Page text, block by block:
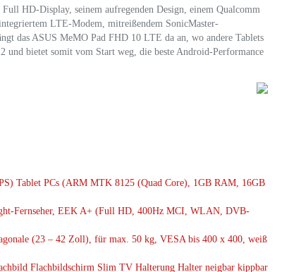
HD-Display, seinem aufregenden Design, einem Qualcomm
LTE-Modem, mitreißendem SonicMaster-
das ASUS MeMO Pad FHD 10 LTE da an, wo andere Tablets
bietet somit vom Start weg, die beste Android-Performance
Tablet PCs (ARM MTK 8125 (Quad Core), 1GB RAM, 16GB
Fernseher, EEK A+ (Full HD, 400Hz MCI, WLAN, DVB-
(23 – 42 Zoll), für max. 50 kg, VESA bis 400 x 400, weiß
Flachbildschirm Slim TV Halterung Halter neigbar kippbar